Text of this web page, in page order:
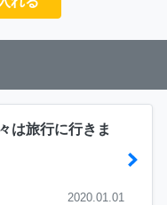
は旅行に行きま
2020.01.01